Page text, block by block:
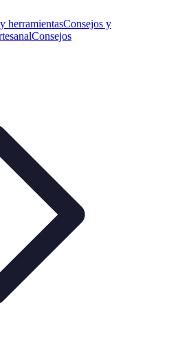
herramientasConsejos y
Consejos